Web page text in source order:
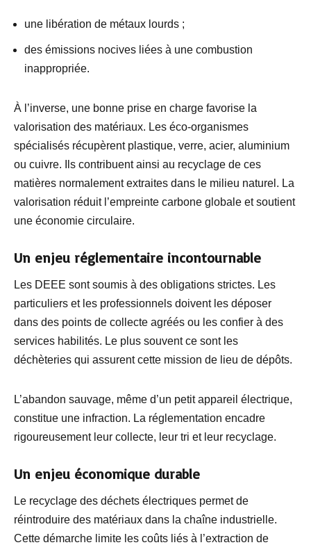
une libération de métaux lourds ;
des émissions nocives liées à une combustion
inappropriée.
À l’inverse, une bonne prise en charge favorise la
valorisation des matériaux. Les éco-organismes
spécialisés récupèrent plastique, verre, acier, aluminium
ou cuivre. Ils contribuent ainsi au recyclage de ces
matières normalement extraites dans le milieu naturel. La
valorisation réduit l’empreinte carbone globale et soutient
une économie circulaire.
Un enjeu réglementaire incontournable
Les DEEE sont soumis à des obligations strictes. Les
particuliers et les professionnels doivent les déposer
dans des points de collecte agréés ou les confier à des
services habilités. Le plus souvent ce sont les
déchèteries qui assurent cette mission de lieu de dépôts.
L’abandon sauvage, même d’un petit appareil électrique,
constitue une infraction. La réglementation encadre
rigoureusement leur collecte, leur tri et leur recyclage.
Un enjeu économique durable
Le recyclage des déchets électriques permet de
réintroduire des matériaux dans la chaîne industrielle.
Cette démarche limite les coûts liés à l’extraction de